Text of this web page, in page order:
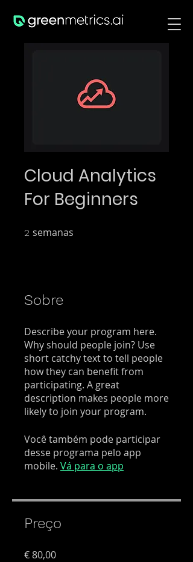
Cloud Analytics
For Beginners
2 semanas
Sobre
Describe your program here.
Why should people join? Use
short catchy text to tell people
how they can benefit from
participating. A great
description makes people more
likely to join your program.
Você também pode participar
desse programa pelo app
mobile. Vá para o app
Preço
€ 80,00